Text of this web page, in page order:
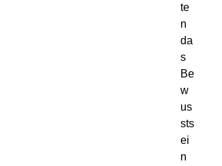
te
n
da
s
Be
w
us
sts
ei
n